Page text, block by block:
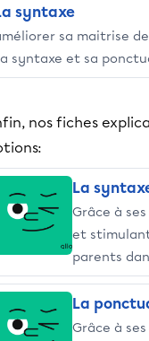
syntaxe
sa maitrise
syntaxe et sa
nos fiches
La
Grâce à
et
parents
La
Grâce à